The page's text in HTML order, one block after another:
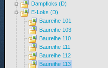
Dampfloks (D)
E-Loks (D)
Baureihe 101
Baureihe 103
Baureihe 110
Baureihe 111
Baureihe 112
Baureihe 113